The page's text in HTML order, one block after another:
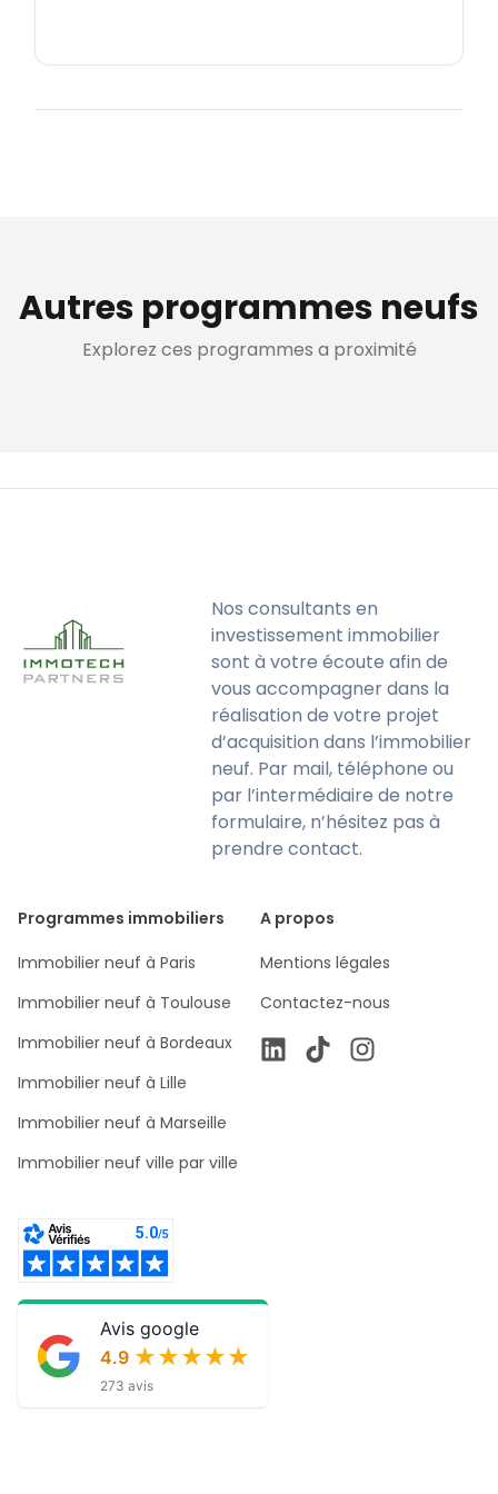
Autres programmes neufs
Explorez ces programmes a proximité
Nos consultants en
investissement immobilier
sont à votre écoute afin de
vous accompagner dans la
réalisation de votre projet
d’acquisition dans l’immobilier
neuf. Par mail, téléphone ou
par l’intermédiaire de notre
formulaire, n’hésitez pas à
prendre contact.
Programmes immobiliers
Immobilier neuf à Paris
Immobilier neuf à Toulouse
Immobilier neuf à Bordeaux
Immobilier neuf à Lille
Immobilier neuf à Marseille
Immobilier neuf ville par ville
A propos
Mentions légales
Contactez-nous
Avis google
4.9 ★★★★★
★★★★★
273 avis